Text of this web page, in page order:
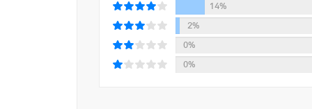
14%
2%
0%
0%